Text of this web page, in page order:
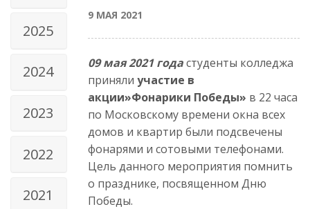
2025
2024
2023
2022
2021
9 МАЯ 2021
09 мая 2021 годастуденты колледжа
приняли участие в
акции»Фонарики Победы» в 22 часа
по Московскому времени окна всех
домов и квартир были подсвечены
фонарями и сотовыми телефонами.
Цель данного мероприятия помнить
о празднике, посвященном Дню
Победы.